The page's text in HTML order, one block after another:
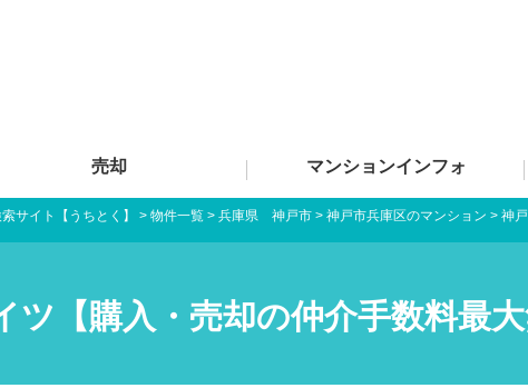
売却 マンションインフォ
サイト【うちとく】 > 物件一覧 > 兵庫県 神戸市 > 神戸市兵庫区のマンション > 神
ツ【購入・売却の仲介手数料最